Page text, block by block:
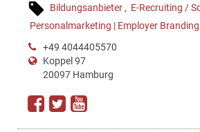
Bildungsanbieter
E-Recruiting /
Personalmarketing | Employer Branding
+49 4044405570
Koppel 97
20097 Hamburg